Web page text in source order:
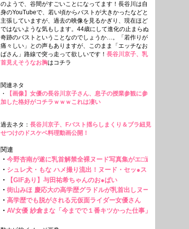
のようで、谷間がすごいことになってます！長谷川は自
身のYouTubeで、若い頃からバストが大きかったなどと
主張していますが、過去の映像を見るかぎり、現在ほど
ではないような気もします。44歳にして進化の止まらぬ
奇跡のバストということなのでしょうか…。「若作りが
痛々しい」との声もありますが、このまま「エッチなお
ばさん」路線で突っ走って欲しいです！ 長谷川京子、乳
首見えそうなお胸はコチラ
関連ネタ
・
【画像】女優の長谷川京子さん、息子の授業参観に参
加した格好がコチラｗｗｗこれは凄い
過去ネタ： 長谷川京子、Fバスト揺らしまくり＆ブラ紐見
せつけのドスケベ料理動画公開！